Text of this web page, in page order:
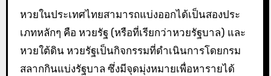
หวยในประเทศไทยสามารถแบ่งออกได้เป็นสองประ
เภทหลักๆ คือ หวยรัฐ (หรือที่เรียกว่าหวยรัฐบาล) และ
หวยใต้ดิน หวยรัฐเป็นกิจกรรมที่ดำเนินการโดยกรม
สลากกินแบ่งรัฐบาล ซึ่งมีจุดมุ่งหมายเพื่อหารายได้